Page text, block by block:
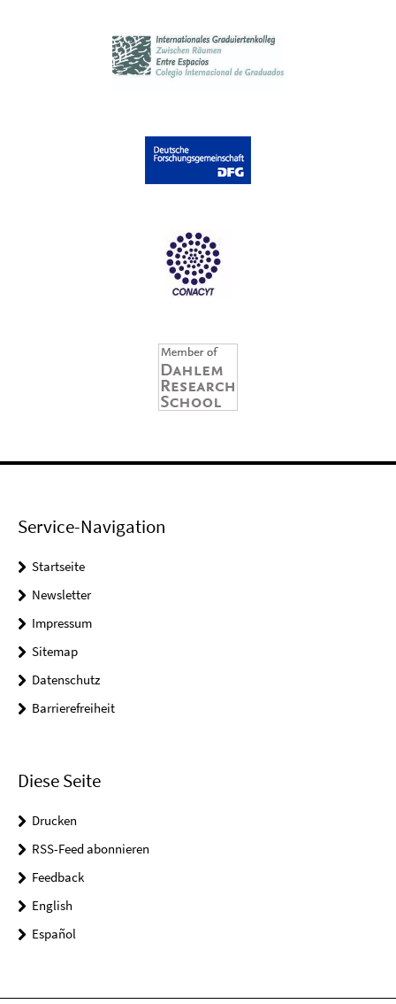
Service-Navigation
Startseite
Newsletter
Impressum
Sitemap
Datenschutz
Barrierefreiheit
Diese Seite
Drucken
RSS-Feed abonnieren
Feedback
English
Español